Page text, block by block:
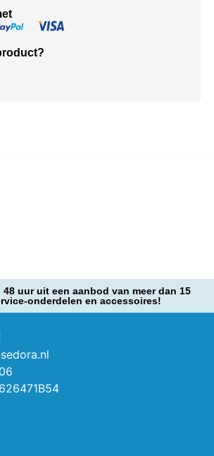
uur uit een aanbod van meer dan 15
onderdelen en accessoires!